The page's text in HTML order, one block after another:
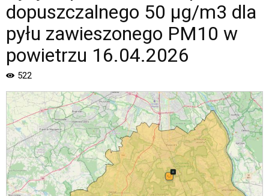
Oficjalna
strona
Miasta
Gminy
Piaseczno".
Strona
jest
wyposażona
menu
skiplinks
pozwalające
szybko
przechodzić
dopuszczalnego 50 µg/m3 dla
pyłu zawieszonego PM10 w
powietrzu 16.04.2026
522